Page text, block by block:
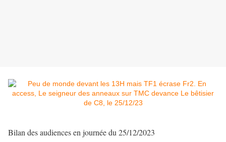
Bilan des audiences en journée du 25/12/2023